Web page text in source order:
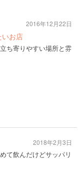
お店
ち寄りやすい場所と雰
2016年12月22日
て飲んだけどサッパリ
2018年2月3日